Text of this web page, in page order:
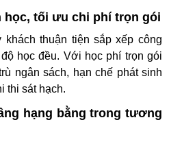
học, tối ưu chi phí trọn gói
thuận tiện sắp xếp công
học đều. Với học phí trọn gói
ngân sách, hạn chế phát sinh
thi sát hạch.
hạng bằng trong tương